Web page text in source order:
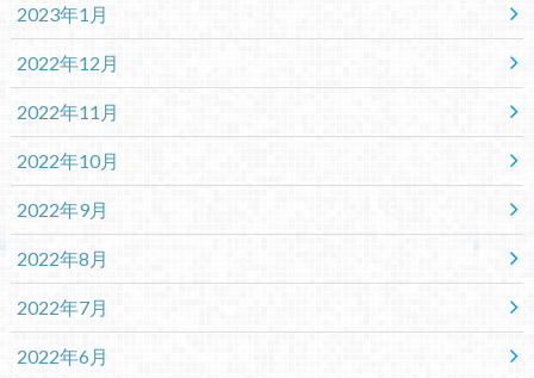
2023年1月
2022年12月
2022年11月
2022年10月
2022年9月
2022年8月
2022年7月
2022年6月